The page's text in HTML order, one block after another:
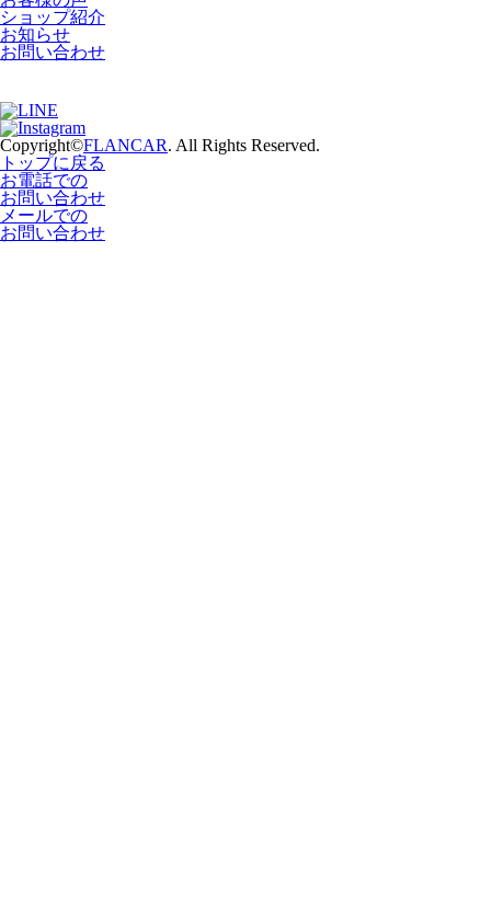
ショップ紹介
お知らせ
お問い合わせ
Copyright©FLANCAR. All Rights Reserved.
トップに戻る
お電話での
お問い合わせ
メールでの
お問い合わせ